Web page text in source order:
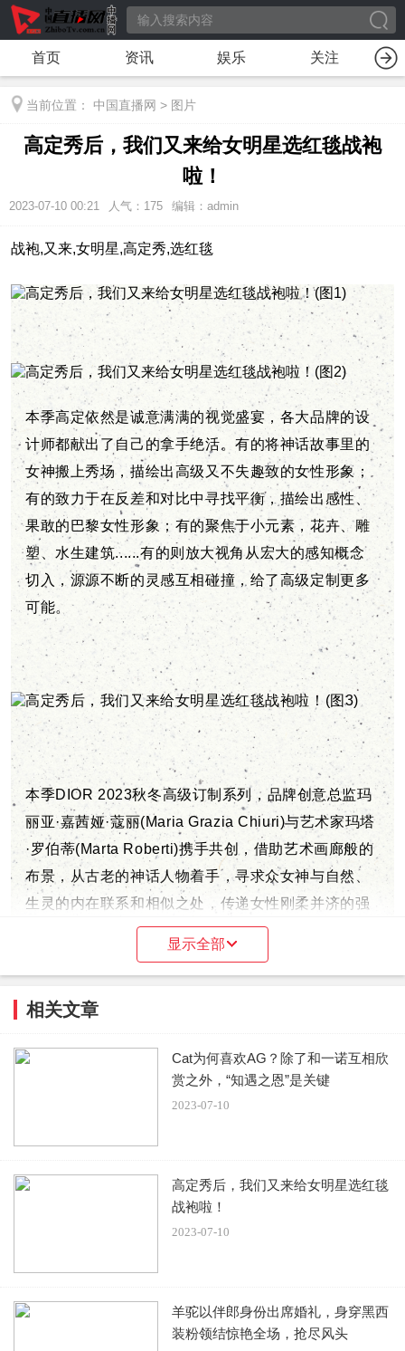
首页 资讯 娱乐 关注
当前位置： 中国直播网 > 图片
高定秀后，我们又来给女明星选红毯战袍
啦！
2023-07-10 00:21 人气： 175 编辑：admin
战袍,又来,女明星,高定秀,选红毯
本季高定依然是诚意满满的视觉盛宴，各大品牌的设
计师都献出了自己的拿手绝活。有的将神话故事里的
女神搬上秀场，描绘出高级又不失趣致的女性形象；
有的致力于在反差和对比中寻找平衡，描绘出感性、
果敢的巴黎女性形象；有的聚焦于小元素，花卉、雕
塑、水生建筑......有的则放大视角从宏大的感知概念
切入，源源不断的灵感互相碰撞，给了高级定制更多
可能。
本季DIOR 2023秋冬高级订制系列，品牌创意总监玛
丽亚·嘉茜娅·蔻丽(Maria Grazia Chiuri)与艺术家玛塔
·罗伯蒂(Marta Roberti)携手共创，借助艺术画廊般的
布景，从古老的神话人物着手，寻求众女神与自然、
生灵的内在联系和相似之处，传递女性刚柔并济的强
大力量，打造了一场神话重现的诗意奇旅。
玛丽亚·嘉茜娅·蔻丽始终歌颂独特的女性魅力，通过
束腰上衣、装饰裙边、斗篷、披肩等的精裁元素，将
显示全部
相关文章
Cat为何喜欢AG？除了和一诺互相欣
赏之外，“知遇之恩”是关键
2023-07-10
高定秀后，我们又来给女明星选红毯
战袍啦！
2023-07-10
羊驼以伴郎身份出席婚礼，身穿黑西
装粉领结惊艳全场，抢尽风头